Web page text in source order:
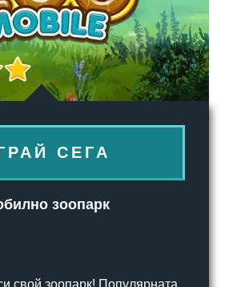
СЕГА
зоопарк
свой зоопарк! Популярната